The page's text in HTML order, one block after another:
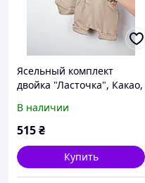
Ясельный комплект
двойка "Ласточка", Какао,
В наличии
515₴
Купить